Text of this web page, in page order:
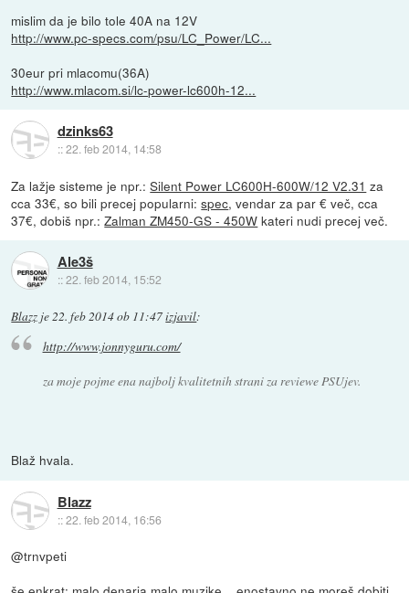
mislim da je bilo tole 40A na 12V
http://www.pc-specs.com/psu/LC_Power/LC...
30eur pri mlacomu(36A)
http://www.mlacom.si/lc-power-lc600h-12...
dzinks63
::22. feb 2014, 14:58
Za lažje sisteme je npr.:Silent Power LC600H-600W/12 V2.31 za
cca 33€, so bili precej popularni:spec, vendar za par € več, cca
37€, dobiš npr.:Zalman ZM450-GS - 450W kateri nudi precej več.
Ale3š
::22. feb 2014, 15:52
Blazz je22. feb 2014 ob 11:47izjavil:
http://www.jonnyguru.com/
za moje pojme ena najbolj kvalitetnih strani za reviewe PSUjev.
Blaž hvala.
Blazz
::22. feb 2014, 16:56
@trnvpeti